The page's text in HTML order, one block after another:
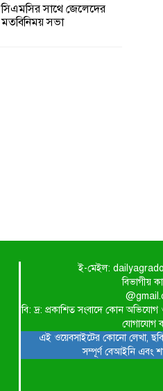
সিএমসির সাথে জেলেদের
মতবিনিময় সভা
ই-মেইল:
বিভাগীয়
বি: দ্র: প্রকাশিত সংবাদে কোন
যোগাযোগ
এই ওয়েবসাইটের কোনো লেখা,
সম্পূর্ণ বেআইনি এবং